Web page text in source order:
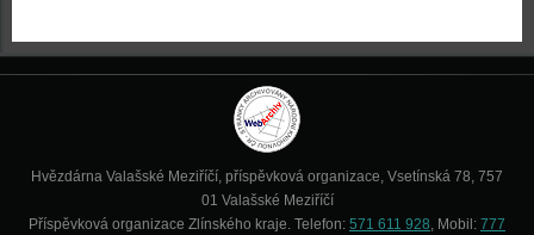
Hvězdárna Valašské Meziříčí, příspěvková organizace, Vsetínská 78, 757
01 Valašské Meziříčí
Příspěvková organizace Zlínského kraje. Telefon: 571 611 928, Mobil: 777